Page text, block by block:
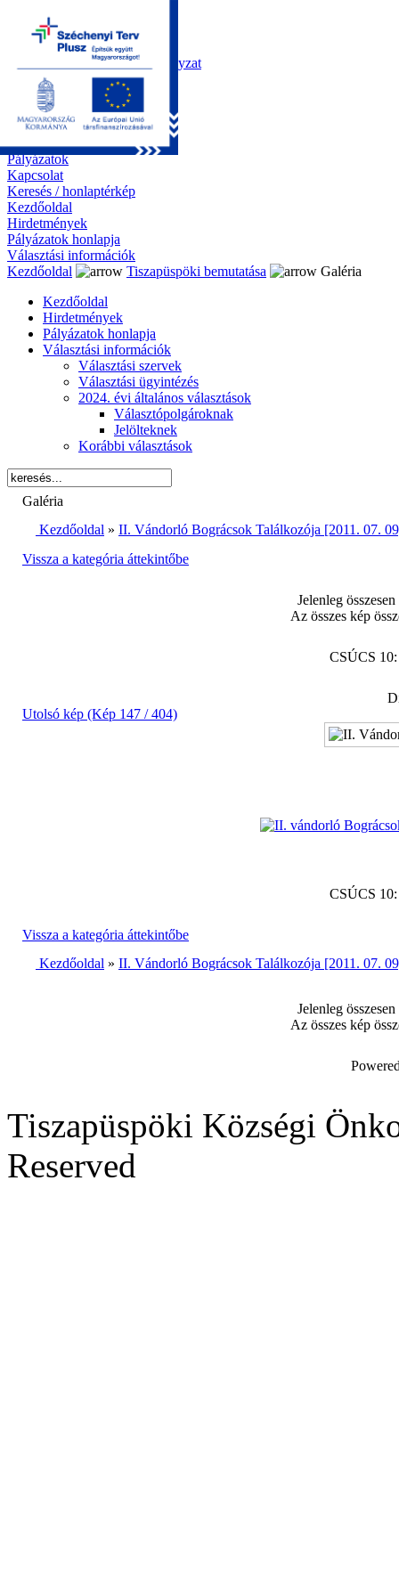
Kezdőoldal
Önkormányzat
Polgármesteri Hivatal
Roma Nemzetiségi Önkormányzat
Elektronikus ügyintézés
Közérdekű információk
Tiszapüspöki bemutatása
Galéria
Díjazottaink
Pályázatok
Kapcsolat
Keresés / honlaptérkép
Kezdőoldal
Hirdetmények
Pályázatok honlapja
Választási információk
Kezdőoldal
Tiszapüspöki bemutatása
Galéria
Kezdőoldal
Hirdetmények
Pályázatok honlapja
Választási információk
Választási szervek
Választási ügyintézés
2024. évi általános választások
Választópolgároknak
Jelölteknek
Korábbi választások
Galéria
Kezdőoldal » II. Vándorló Bográcsok Találkozója [2011. 07.
Vissza a kategória áttekintőbe
Jelenleg
Az összes kép
CSÚCS
Utolsó kép (Kép 147 / 404)
CSÚCS
Vissza a kategória áttekintőbe
Kezdőoldal » II. Vándorló Bográcsok Találkozója [2011. 07.
Jelenleg
Az összes kép
Tiszapüspöki Községi
Reserved